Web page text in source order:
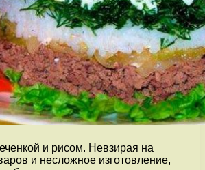
и рисом. Невзирая на
и несложное изготовление,